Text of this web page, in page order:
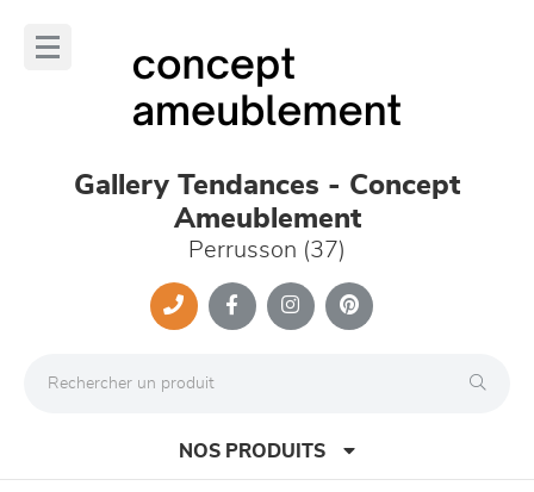
Gallery Tendances - Concept
Ameublement
Perrusson (37)
NOS PRODUITS